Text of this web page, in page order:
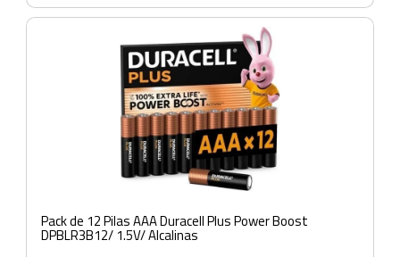
Pack de 12 Pilas AAA Duracell Plus Power Boost
DPBLR3B12/ 1.5V/ Alcalinas